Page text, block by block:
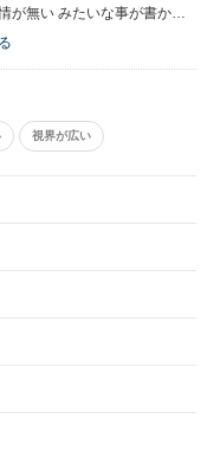
無い みたいな事が書かれ
！！ もうすぐ50歳のおじさ
す。
視界が広い